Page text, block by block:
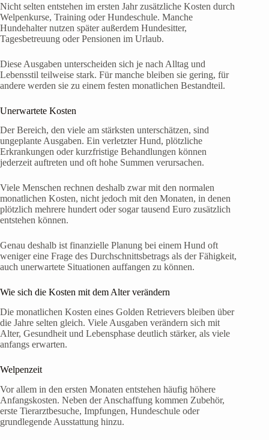
Nicht selten entstehen im ersten Jahr zusätzliche Kosten durch
Welpenkurse, Training oder Hundeschule. Manche
Hundehalter nutzen später außerdem Hundesitter,
Tagesbetreuung oder Pensionen im Urlaub.
Diese Ausgaben unterscheiden sich je nach Alltag und
Lebensstil teilweise stark. Für manche bleiben sie gering, für
andere werden sie zu einem festen monatlichen Bestandteil.
Unerwartete Kosten
Der Bereich, den viele am stärksten unterschätzen, sind
ungeplante Ausgaben. Ein verletzter Hund, plötzliche
Erkrankungen oder kurzfristige Behandlungen können
jederzeit auftreten und oft hohe Summen verursachen.
Viele Menschen rechnen deshalb zwar mit den normalen
monatlichen Kosten, nicht jedoch mit den Monaten, in denen
plötzlich mehrere hundert oder sogar tausend Euro zusätzlich
entstehen können.
Genau deshalb ist finanzielle Planung bei einem Hund oft
weniger eine Frage des Durchschnittsbetrags als der Fähigkeit,
auch unerwartete Situationen auffangen zu können.
Wie sich die Kosten mit dem Alter verändern
Die monatlichen Kosten eines Golden Retrievers bleiben über
die Jahre selten gleich. Viele Ausgaben verändern sich mit
Alter, Gesundheit und Lebensphase deutlich stärker, als viele
anfangs erwarten.
Welpenzeit
Vor allem in den ersten Monaten entstehen häufig höhere
Anfangskosten. Neben der Anschaffung kommen Zubehör,
erste Tierarztbesuche, Impfungen, Hundeschule oder
grundlegende Ausstattung hinzu.